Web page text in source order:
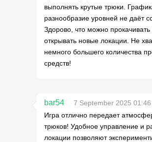
выполнять крутые трюки.
разнообразие уровней не даёт
Здорово, что можно
открывать новые локации. Не
немного большего количества
средств!
bar54
7 September 2025 01:46
Игра отлично передает
трюков! Удобное управление и
локации позволяют